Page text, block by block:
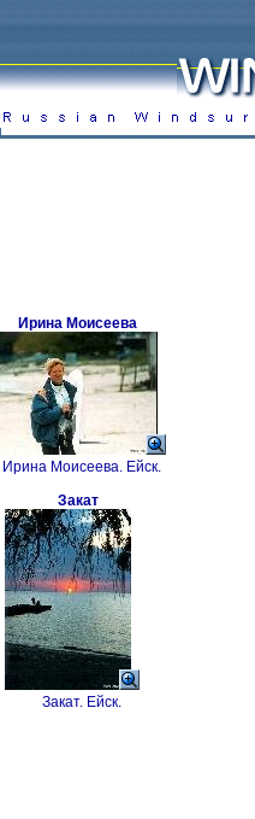
Ирина Моисеева
Ирина Моисеева. Ейск.
Закат
Закат. Ейск.